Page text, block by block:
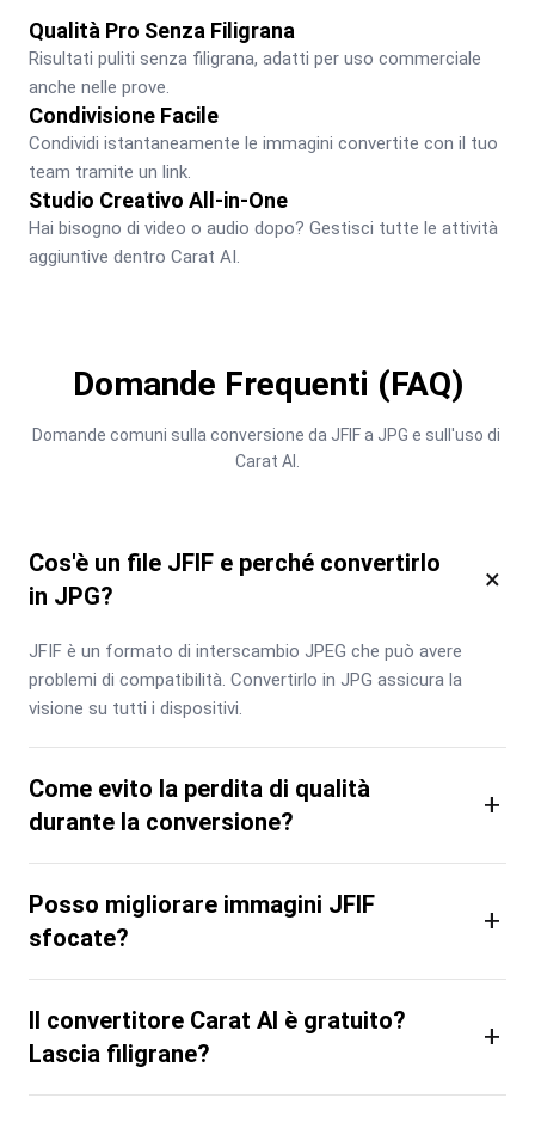
Qualità Pro Senza Filigrana
Risultati puliti senza filigrana, adatti per uso commerciale
anche nelle prove.
Condivisione Facile
Condividi istantaneamente le immagini convertite con il tuo
team tramite un link.
Studio Creativo All-in-One
Hai bisogno di video o audio dopo? Gestisci tutte le attività
aggiuntive dentro Carat AI.
Domande Frequenti (FAQ)
Domande comuni sulla conversione da JFIF a JPG e sull'uso di
Carat AI.
Cos'è un file JFIF e perché convertirlo
in JPG?
×
JFIF è un formato di interscambio JPEG che può avere
problemi di compatibilità. Convertirlo in JPG assicura la
visione su tutti i dispositivi.
Come evito la perdita di qualità
durante la conversione?
+
Posso migliorare immagini JFIF
sfocate?
+
Il convertitore Carat AI è gratuito?
Lascia filigrane?
+